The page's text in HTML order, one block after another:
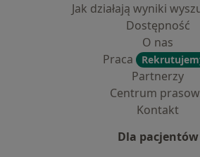
Jak działają wyniki
Dostępność
O nas
Praca
Partnerzy
Centrum
Kontakt
Dla pacjentów